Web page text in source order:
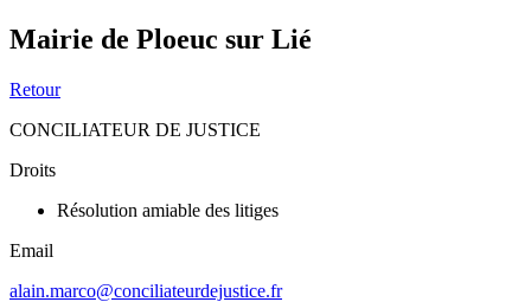
Mairie de Ploeuc sur Lié
Retour
CONCILIATEUR DE JUSTICE
Droits
Résolution amiable des litiges
Email
alain.marco@conciliateurdejustice.fr